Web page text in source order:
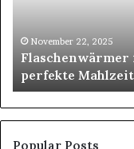
Mahlzeit
im
Auto,
Park
und
auf
Reisen
November 22, 2025
perfekte
Popular Posts